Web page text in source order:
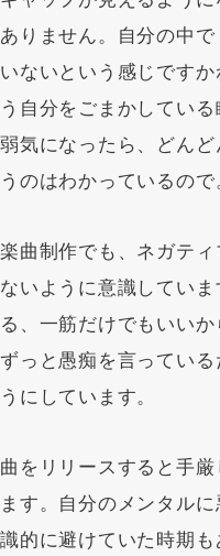
ありません。自分の中
いないという感じです
う自分をごまかしてい
弱気になったら、どん
うのはわかっているので
楽曲制作でも、ネガテ
ないように意識してい
る、一筋だけでもいいか
ずっと愚痴を言ってい
うにしています。
曲をリリースすると手
ます。自分のメンタル
識的に避けていた時期